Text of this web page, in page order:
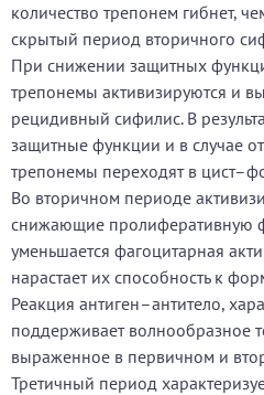
количество трепонем гибнет,
скрытый период вторичного
При снижении защитных
трепонемы активизируются и
рецидивный сифилис. В
защитные функции и в случае
трепонемы переходят в
Во вторичном периоде
снижающие пролиферативную
уменьшается фагоцитарная
нарастает их способность к
Реакция антиген–антитело,
поддерживает волнообразное
выраженное в первичном и
Третичный период